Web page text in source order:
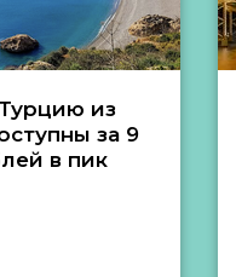
из
за 9
в пик